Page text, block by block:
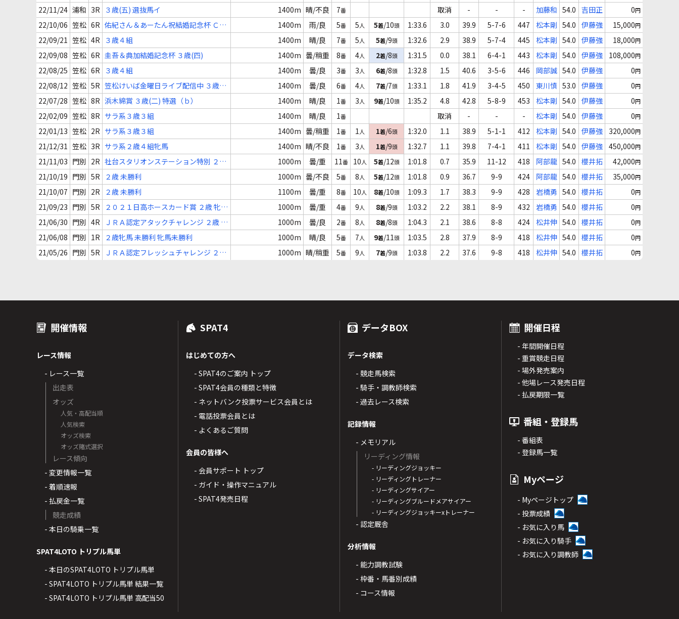
22/11/24 浦和 3R ３歳(五) 選抜馬イ 1400m 晴/不良 7番 取消 - - - 加藤和 54.0 吉田正 0円
22/10/06 笠松 6R 佑紀さん＆あーたん祝結婚記念杯 Ｃ
(十八)
1400m 雨/良 5番 5人 5着/10頭 1:33.6 3.0 39.9 5-7-6 447 松本剛 54.0 伊藤強 15,000円
22/09/21 笠松 4R ３歳４組 1400m 晴/良 7番 5人 5着/9頭 1:32.6 2.9 38.9 5-7-4 445 松本剛 54.0 伊藤強 18,000円
22/09/08 笠松 6R 圭吾＆典加結婚記念杯 ３歳(四) 1400m 曇/稍重 8番 4人 2着/8頭 1:31.5 0.0 38.1 6-4-1 443 松本剛 54.0 伊藤強 108,000円
22/08/25 笠松 6R ３歳４組 1400m 曇/良 3番 3人 6着/8頭 1:32.8 1.5 40.6 3-5-6 446 岡部誠 54.0 伊藤強 0円
22/08/12 笠松 5R 笠松けいば金曜日ライブ配信中 ３歳
(四)
1400m 曇/良 6番 4人 7着/7頭 1:33.1 1.8 41.9 3-4-5 450 東川慎 53.0 伊藤強 0円
22/07/28 笠松 8R 浜木綿賞 ３歳(二) 特選（ｂ） 1400m 晴/良 1番 3人 9着/10頭 1:35.2 4.8 42.8 5-8-9 453 松本剛 54.0 伊藤強 0円
22/02/09 笠松 8R サラ系３歳３組 1400m 晴/良 1番 取消 - - - 松本剛 54.0 伊藤強 0円
22/01/13 笠松 2R サラ系３歳３組 1400m 曇/稍重 1番 1人 1着/6頭 1:32.0 1.1 38.9 5-1-1 412 松本剛 54.0 伊藤強 320,000円
21/12/31 笠松 3R サラ系２歳４組牝馬 1400m 晴/不良 1番 3人 1着/9頭 1:32.7 1.1 39.8 7-4-1 411 松本剛 54.0 伊藤強 450,000円
21/11/03 門別 2R 社台スタリオンステーション特別 ２歳
牝馬未勝利
1000m 曇/重 11番 10人 5着/12頭 1:01.8 0.7 35.9 11-12 418 阿部龍 54.0 櫻井拓 42,000円
21/10/19 門別 5R ２歳 未勝利 1000m 曇/不良 5番 8人 5着/12頭 1:01.8 0.9 36.7 9-9 424 阿部龍 54.0 櫻井拓 35,000円
21/10/07 門別 2R ２歳 未勝利 1100m 曇/重 8番 10人 8着/10頭 1:09.3 1.7 38.3 9-9 428 岩橋勇 54.0 櫻井拓 0円
21/09/23 門別 5R ２０２１日高ホースカード賞 ２歳 牝馬
未勝利
1000m 曇/重 4番 9人 8着/9頭 1:03.2 2.2 38.1 8-9 432 岩橋勇 54.0 櫻井拓 0円
21/06/30 門別 4R
ＪＲＡ認定アタックチャレンジ ２歳 認
定未勝利
1000m 曇/良 2番 8人 8着/8頭 1:04.3 2.1 38.6 8-8 424 松井伸 54.0 櫻井拓 0円
21/06/08 門別 1R ２歳牝馬 未勝利 牝馬未勝利 1000m 晴/良 5番 7人 9着/11頭 1:03.5 2.8 37.9 8-9 418 松井伸 54.0 櫻井拓 0円
21/05/26 門別 5R
ＪＲＡ認定フレッシュチャレンジ ２歳
1000m 晴/稍重 5番 9人 7着/9頭 1:03.8 2.2 37.6 9-8 418 松井伸 54.0 櫻井拓 0円
開催情報
レース情報
- レース一覧
出走表
オッズ
人気・高配当順
人気検索
オッズ検索
オッズ賭式選択
レース傾向
- 変更情報一覧
- 着順速報
- 払戻金一覧
競走成績
- 本日の騎乗一覧
SPAT4LOTO トリプル馬単
- 本日のSPAT4LOTO トリプル馬単
- SPAT4LOTO トリプル馬単 結果一覧
- SPAT4LOTO トリプル馬単 高配当50
SPAT4
はじめての方へ
- SPAT4のご案内 トップ
- SPAT4会員の種類と特徴
- ネットバンク投票サービス会員とは
- 電話投票会員とは
- よくあるご質問
会員の皆様へ
- 会員サポート トップ
- ガイド・操作マニュアル
- SPAT4発売日程
データBOX
データ検索
- 競走馬検索
- 騎手・調教師検索
- 過去レース検索
記録情報
- メモリアル
リーディング情報
- リーディングジョッキー
- リーディングトレーナー
- リーディングサイアー
- リーディングブルードメアサイアー
- リーディングジョッキーxトレーナー
- 認定厩舎
分析情報
- 能力調教試験
- 枠番・馬番別成績
- コース情報
開催日程
- 年間開催日程
- 重賞競走日程
- 場外発売案内
- 他場レース発売日程
- 払戻期限一覧
番組・登録馬
- 番組表
- 登録馬一覧
Myページ
- Myページトップ
- 投票成績
- お気に入り馬
- お気に入り騎手
- お気に入り調教師